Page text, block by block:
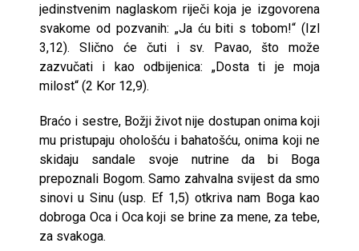
jedinstvenim naglaskom riječi koja je izgovorena
svakome od pozvanih: „Ja ću biti s tobom!“ (Izl
3,12). Slično će čuti i sv. Pavao, što može
zazvučati i kao odbijenica: „Dosta ti je moja
milost“ (2 Kor 12,9).
Braćo i sestre, Božji život nije dostupan onima koji
mu pristupaju ohološću i bahatošću, onima koji ne
skidaju sandale svoje nutrine da bi Boga
prepoznali Bogom. Samo zahvalna svijest da smo
sinovi u Sinu (usp. Ef 1,5) otkriva nam Boga kao
dobroga Oca i Oca koji se brine za mene, za tebe,
za svakoga.